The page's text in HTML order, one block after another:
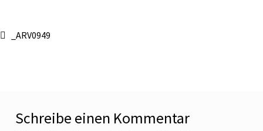
_ARV0949
Schreibe einen Kommentar